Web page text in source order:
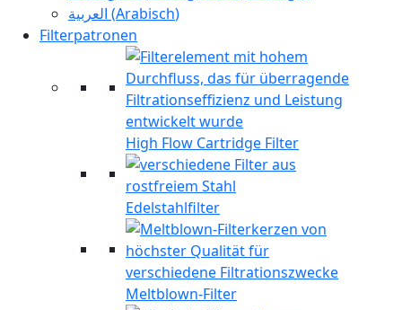
العربية (Arabisch)
Filterpatronen
High Flow Cartridge Filter
Edelstahlfilter
Meltblown-Filter